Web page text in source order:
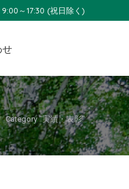
9:00～17:30 (祝日除く)
せ
here:
Category "実績・表彰"